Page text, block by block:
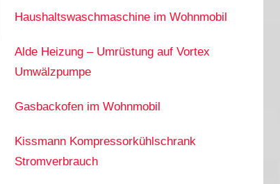
Haushaltswaschmaschine im Wohnmobil
Alde Heizung – Umrüstung auf Vortex
Umwälzpumpe
Gasbackofen im Wohnmobil
Kissmann Kompressorkühlschrank
Stromverbrauch